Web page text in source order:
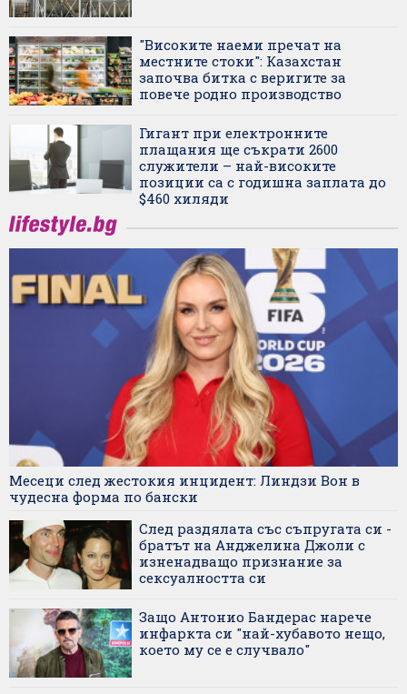
"Високите наеми пречат на
местните стоки": Казахстан
започва битка с веригите за
повече родно производство
Гигант при електронните
плащания ще съкрати 2600
служители – най-високите
позиции са с годишна заплата до
$460 хиляди
Месеци след жестокия инцидент: Линдзи Вон в
чудесна форма по бански
След раздялата със съпругата си -
братът на Анджелина Джоли с
изненадващо признание за
сексуалността си
Защо Антонио Бандерас нарече
инфаркта си "най-хубавото нещо,
което му се е случвало"